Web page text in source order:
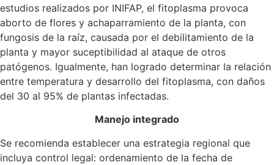
estudios realizados por INIFAP, el fitoplasma provoca
aborto de flores y achaparramiento de la planta, con
fungosis de la raíz, causada por el debilitamiento de la
planta y mayor suceptibilidad al ataque de otros
patógenos. Igualmente, han logrado determinar la relación
entre temperatura y desarrollo del fitoplasma, con daños
del 30 al 95% de plantas infectadas.
Manejo integrado
Se recomienda establecer una estrategia regional que
incluya control legal: ordenamiento de la fecha de